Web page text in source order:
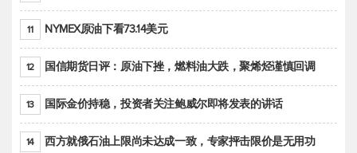
11 NYMEX原油下看73.14美元
12 国信期货日评：原油下挫，燃料油大跌，聚烯烃谨慎回调
13 国际金价持稳，投资者关注鲍威尔即将发表的讲话
14 西方就俄石油上限尚未达成一致，专家抨击限价是无用功